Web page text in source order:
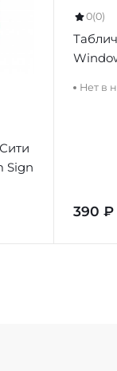
Sign
0(0)
Нет в
390